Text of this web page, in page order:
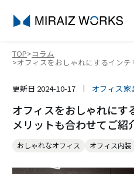
TOP コラム
オフィスをおしゃれにするイン
更新日 2024-10-17 オフィス家
オフィスをおしゃれにす
メリットも合わせてご紹
おしゃれなオフィス オフィス内装